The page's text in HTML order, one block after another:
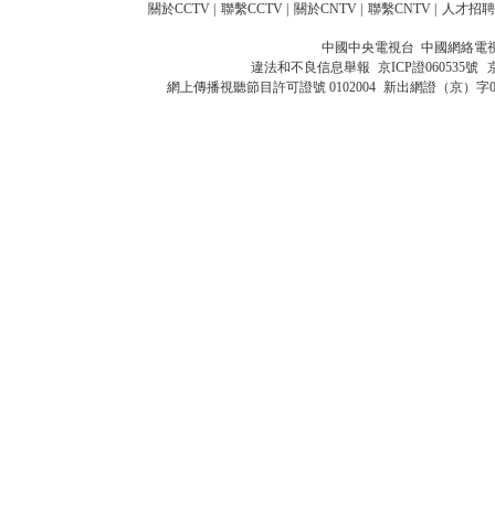
關於CCTV 聯繫CCTV 關於CNTV 聯繫CNTV 人才招聘
中國中央電視台 中國網絡電
違法和不良信息舉報 京ICP證060535號
網上傳播視聽節目許可證號 0102004 新出網證（京）